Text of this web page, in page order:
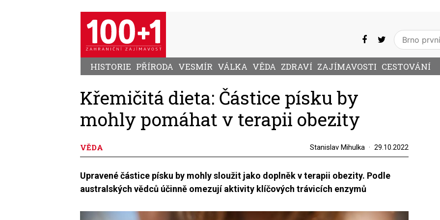
HISTORIE PŘÍRODA VESMÍR VÁLKA VĚDA ZDRAVÍ ZAJÍMAVOSTI CESTOVÁNÍ
Křemičitá dieta: Částice písku by
mohly pomáhat v terapii obezity
VĚDA Stanislav Mihulka 29.10.2022
Upravené částice písku by mohly sloužit jako doplněk v terapii obezity. Podle
australských vědců účinně omezují aktivity klíčových trávicích enzymů